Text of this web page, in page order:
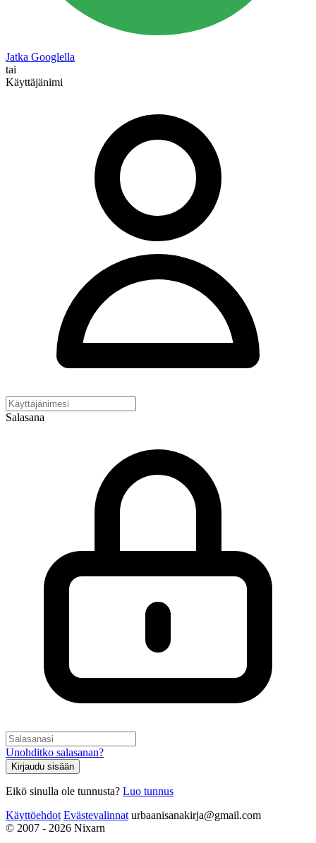
Jatka Googlella
tai
Käyttäjänimi
Salasana
Unohditko salasanan?
Kirjaudu sisään
Eikö sinulla ole tunnusta? Luo tunnus
Käyttöehdot Evästevalinnat urbaanisanakirja@gmail.com
© 2007 - 2026 Nixarn